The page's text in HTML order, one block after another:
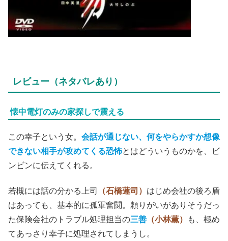
レビュー（ネタバレあり）
懐中電灯のみの家探しで震える
この幸子という女。 会話が通じない、何をやらかすか想像
できない相手が攻めてくる恐怖とはどういうものかを、ビ
ンビンに伝えてくれる。
若槻には話の分かる上司 （石橋蓮司） はじめ会社の後ろ盾
はあっても、基本的に孤軍奮闘。頼りがいがありそうだっ
た保険会社のトラブル処理担当の三善 （小林薫）
も、極め
てあっさり幸子に処理されてしまうし。